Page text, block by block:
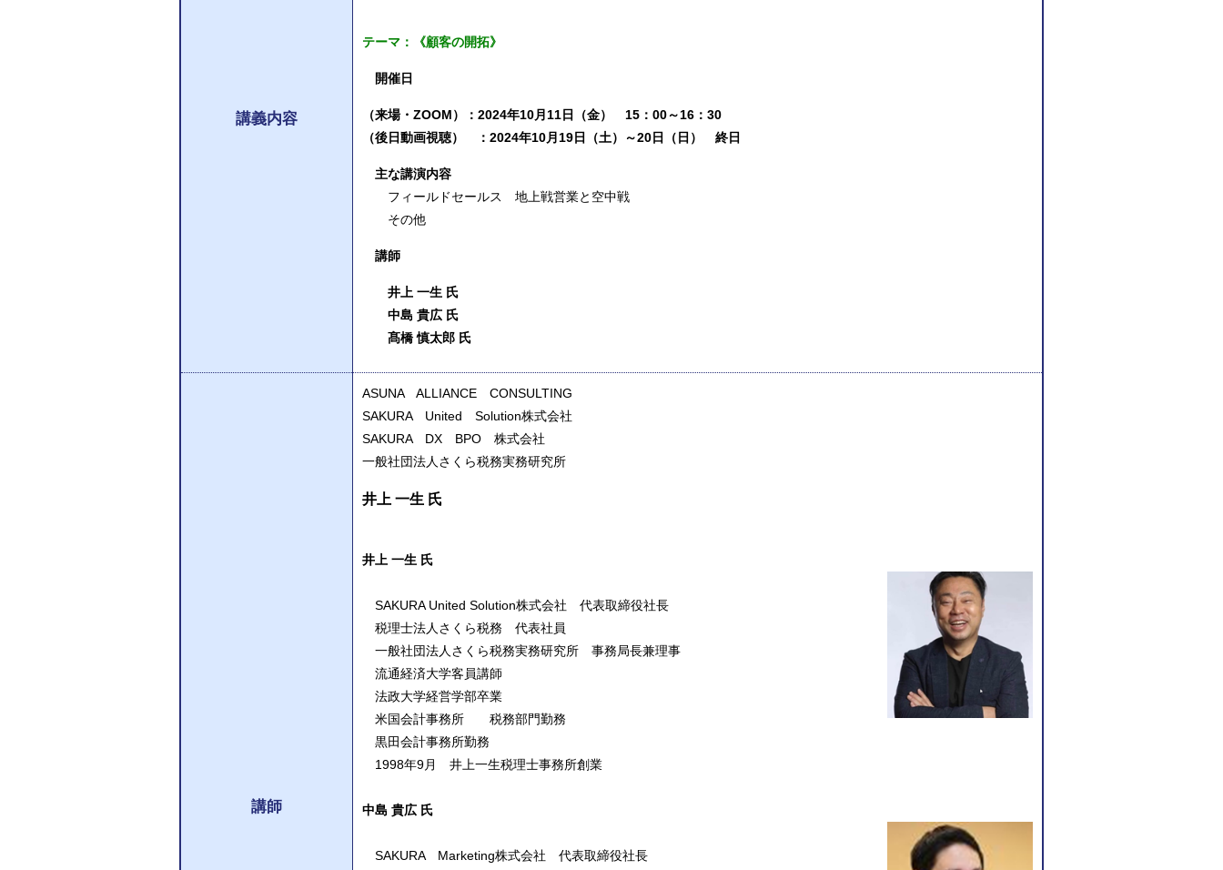
講義内容
テーマ：《顧客の開拓》
開催日
（来場・ZOOM）：2024年10月11日（金） 15：00～16：30
（後日動画視聴） ：2024年10月19日（土）～20日（日） 終日
主な講演内容
フィールドセールス 地上戦営業と空中戦
その他
講師
井上 一生 氏
中島 貴広 氏
髙橋 慎太郎 氏
講師
ASUNA ALLIANCE CONSULTING
SAKURA United Solution株式会社
SAKURA DX BPO 株式会社
一般社団法人さくら税務実務研究所
井上 一生 氏
井上 一生 氏
SAKURA United Solution株式会社 代表取締役社長
税理士法人さくら税務 代表社員
一般社団法人さくら税務実務研究所 事務局長兼理事
流通経済大学客員講師
法政大学経営学部卒業
米国会計事務所 税務部門勤務
黒田会計事務所勤務
1998年9月 井上一生税理士事務所創業
中島 貴広 氏
SAKURA Marketing株式会社 代表取締役社長